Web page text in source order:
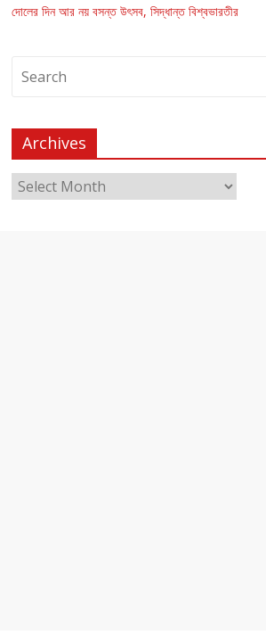
দোলের দিন আর নয় বসন্ত উৎসব, সিদ্ধান্ত বিশ্বভারতীর
Archives